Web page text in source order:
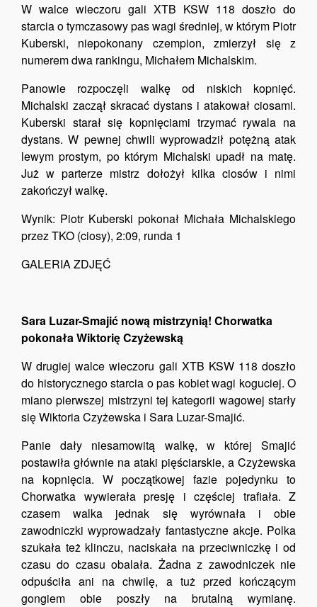
W walce wieczoru gali XTB KSW 118 doszło do
starcia o tymczasowy pas wagi średniej, w którym Piotr
Kuberski, niepokonany czempion, zmierzył się z
numerem dwa rankingu, Michałem Michalskim.
Panowie rozpoczęli walkę od niskich kopnięć.
Michalski zaczął skracać dystans i atakował ciosami.
Kuberski starał się kopnięciami trzymać rywala na
dystans. W pewnej chwili wyprowadził potężną atak
lewym prostym, po którym Michalski upadł na matę.
Już w parterze mistrz dołożył kilka ciosów i nimi
zakończył walkę.
Wynik: Piotr Kuberski pokonał Michała Michalskiego
przez TKO (ciosy), 2:09, runda 1
GALERIA ZDJĘĆ
Sara Luzar-Smajić nową mistrzynią! Chorwatka
pokonała Wiktorię Czyżewską
W drugiej walce wieczoru gali XTB KSW 118 doszło
do historycznego starcia o pas kobiet wagi koguciej. O
miano pierwszej mistrzyni tej kategorii wagowej starły
się Wiktoria Czyżewska i Sara Luzar-Smajić.
Panie dały niesamowitą walkę, w której Smajić
postawiła głównie na ataki pięściarskie, a Czyżewska
na kopnięcia. W początkowej fazie pojedynku to
Chorwatka wywierała presję i częściej trafiała. Z
czasem walka jednak się wyrównała i obie
zawodniczki wyprowadzały fantastyczne akcje. Polka
szukała też klinczu, naciskała na przeciwniczkę i od
czasu do czasu obalała. Żadna z zawodniczek nie
odpuściła ani na chwilę, a tuż przed kończącym
gongiem obie poszły na brutalną wymianę.